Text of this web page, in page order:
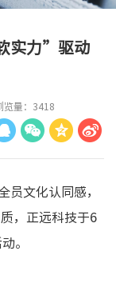
实力”驱动
览量：3418
员文化认同感，
，正远科技于6
。